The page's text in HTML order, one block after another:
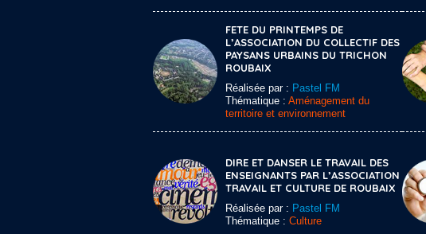
FETE DU PRINTEMPS DE
L’ASSOCIATION DU COLLECTIF DES
PAYSANS URBAINS DU TRICHON
ROUBAIX
Réalisée par : Pastel FM
Thématique : Aménagement du
territoire et environnement
DIRE ET DANSER LE TRAVAIL DES
ENSEIGNANTS PAR L’ASSOCIATION
TRAVAIL ET CULTURE DE ROUBAIX
Réalisée par : Pastel FM
Thématique : Culture